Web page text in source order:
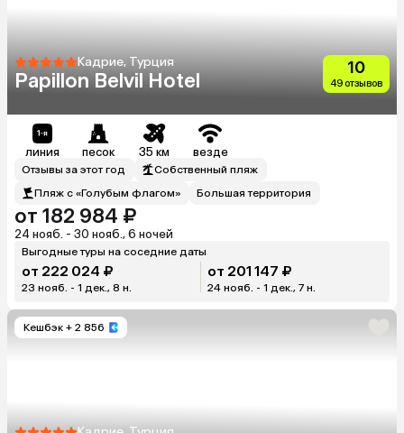
Кадрие, Турция
Papillon Belvil Hotel
10
49 отзывов
линия песок 35 км везде
Отзывы за этот год
Собственный пляж
Пляж с «Голубым флагом»
Большая территория
от 182 984 ₽
24 нояб. - 30 нояб., 6 ночей
Выгодные туры на соседние даты
от 222 024 ₽
23 нояб. - 1 дек., 8 н.
от 201 147 ₽
24 нояб. - 1 дек., 7 н.
Кешбэк + 2 856